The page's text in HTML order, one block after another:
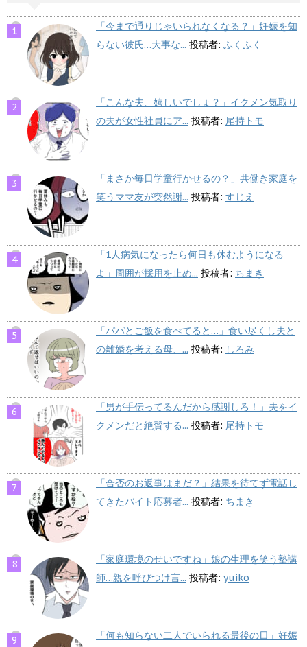
「今まで通りじゃいられなくなる？」妊娠を知
らない彼氏…大事な... 投稿者: ふくふく
「こんな夫、嬉しいでしょ？」イクメン気取り
の夫が女性社員にア... 投稿者: 尾持トモ
「まさか毎日学童行かせるの？」共働き家庭を
笑うママ友が突然謝... 投稿者: すじえ
「1人病気になったら何日も休むようになる
よ」周囲が採用を止め... 投稿者: ちまき
「パパとご飯を食べてると…」食い尽くし夫と
の離婚を考える母、... 投稿者: しろみ
「男が手伝ってるんだから感謝しろ！」夫をイ
クメンだと絶賛する... 投稿者: 尾持トモ
「合否のお返事はまだ？」結果を待てず電話し
てきたバイト応募者... 投稿者: ちまき
「家庭環境のせいですね」娘の生理を笑う塾講
師…親を呼びつけ言... 投稿者: yuiko
「何も知らない二人でいられる最後の日」妊娠